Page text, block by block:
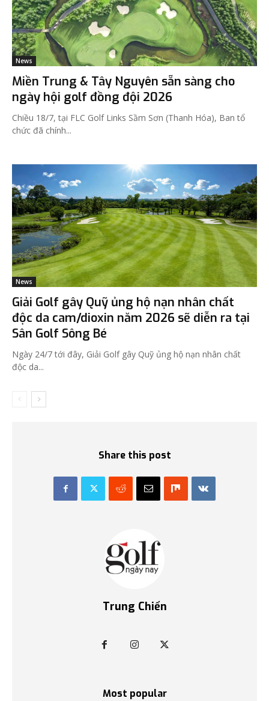
News
Miền Trung & Tây Nguyên sẵn sàng cho
ngày hội golf đồng đội 2026
Chiều 18/7, tại FLC Golf Links Sầm Sơn (Thanh Hóa), Ban tổ
chức đã chính...
News
Giải Golf gây Quỹ ủng hộ nạn nhân chất
độc da cam/dioxin năm 2026 sẽ diễn ra tại
Sân Golf Sông Bé
Ngày 24/7 tới đây, Giải Golf gây Quỹ ủng hộ nạn nhân chất
độc da...
Share this post
Trung Chiến
Most popular